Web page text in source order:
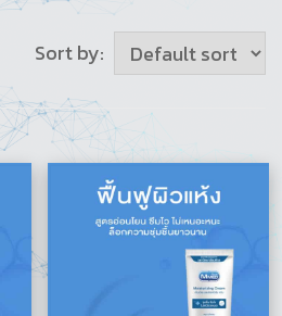
Sort by: